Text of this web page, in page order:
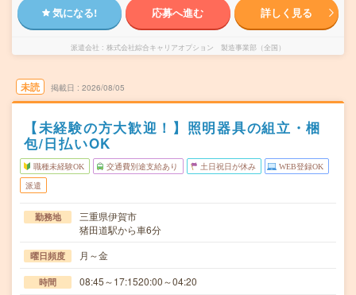
気になる! 応募へ進む 詳しく見る
派遣会社 株式会社綜合キャリアオプション 製造事業部（全国）
未読 掲載日 2026/08/05
【未経験の方大歓迎！】照明器具の組立・梱
包/日払いOK
職種未経験OK 交通費別途支給あり 土日祝日が休み WEB登録OK
派遣
勤務地
三重県伊賀市
猪田道駅から車6分
曜日頻度 月～金
時間 08:45～17:1520:00～04:20